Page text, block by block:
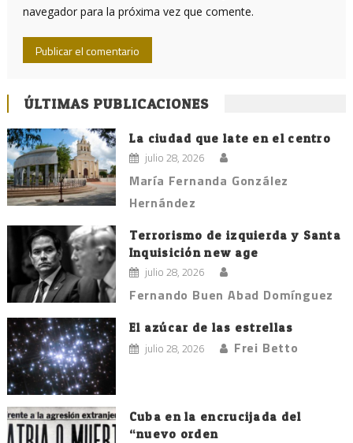
navegador para la próxima vez que comente.
ÚLTIMAS PUBLICACIONES
La ciudad que late en el centro
julio 28, 2026
María Fernanda González
Hernández
Terrorismo de izquierda y Santa
Inquisición new age
julio 28, 2026
Fernando Buen Abad Domínguez
El azúcar de las estrellas
julio 28, 2026 Frei Betto
Cuba en la encrucijada del
“nuevo orden